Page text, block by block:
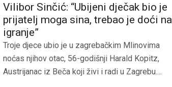
Vilibor Sinčić: “Ubijeni dječak bio je
prijatelj moga sina, trebao je doći na
igranje”
Troje djece ubio je u zagrebačkim Mlinovima
noćas njihov otac, 56-godišnji Harald Kopitz,
Austrijanac iz Beča koji živi i radi u Zagrebu....